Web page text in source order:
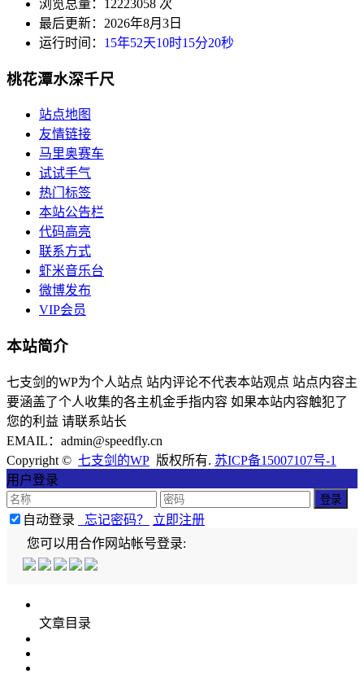
浏览总量：12223058 次
最后更新：2026年8月3日
运行时间： 15年52天10时15分21秒
桃花潭水深千尺
站点地图
友情链接
马里奥赛车
试试手气
热门标签
本站公告栏
代码高亮
联系方式
虾米音乐台
微博发布
VIP会员
本站简介
七支剑的WP为个人站点 站内评论不代表本站观点 站点内容主
要涵盖了个人收集的各主机金手指内容 如果本站内容触犯了
您的利益 请联系站长
EMAIL：admin@speedfly.cn
Copyright © 七支剑的WP 版权所有. 苏ICP备15007107号-1
用户登录
自动登录 忘记密码？
立即注册
您可以用合作网站帐号登录:
文章目录